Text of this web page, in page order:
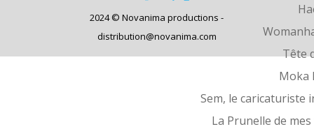
Tête
Moka
Sem, le caricaturiste
La Prunelle de mes
2024 © Novanima productions -
distribution@novanima.com